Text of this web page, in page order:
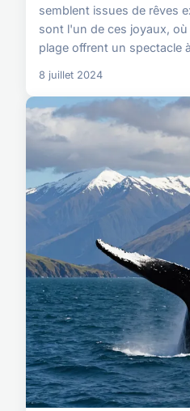
semblent issues de rêves
sont l'un de ces joyaux,
plage offrent un spectacle
8 juillet 2024